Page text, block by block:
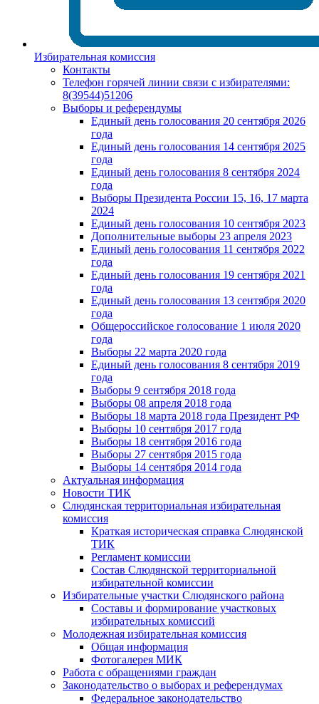
Избирательная комиссия
Контакты
Телефон горячей линии связи с избирателями:
8(39544)51206
Выборы и референдумы
Единый день голосования 20 сентября 2026
года
Единый день голосования 14 сентября 2025
года
Единый день голосования 8 сентября 2024
года
Выборы Президента России 15, 16, 17 марта
2024
Единый день голосования 10 сентября 2023
Дополнительные выборы 23 апреля 2023
Единый день голосования 11 сентября 2022
года
Единый день голосования 19 сентября 2021
года
Единый день голосования 13 сентября 2020
года
Общероссийское голосование 1 июля 2020
года
Выборы 22 марта 2020 года
Единый день голосования 8 сентября 2019
года
Выборы 9 сентября 2018 года
Выборы 08 апреля 2018 года
Выборы 18 марта 2018 года Президент РФ
Выборы 10 сентября 2017 года
Выборы 18 сентября 2016 года
Выборы 27 сентября 2015 года
Выборы 14 сентября 2014 года
Актуальная информация
Новости ТИК
Слюдянская территориальная избирательная
комиссия
Краткая историческая справка Слюдянской
ТИК
Регламент комиссии
Состав Слюдянской территориальной
избирательной комиссии
Избирательные участки Слюдянского района
Составы и формирование участковых
избирательных комиссий
Молодежная избирательная комиссия
Общая информация
Фотогалерея МИК
Работа с обращениями граждан
Законодательство о выборах и референдумах
Федеральное законодательство